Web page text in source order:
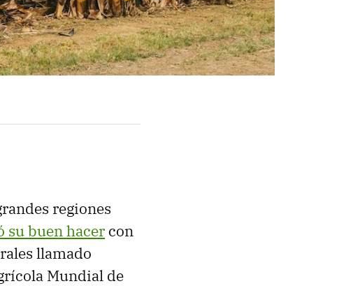
regiones
su buen hacer con
llamado
Mundial de